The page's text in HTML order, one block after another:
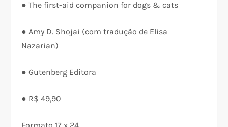
● The first-aid companion for dogs & cats
● Amy D. Shojai (com tradução de Elisa
Nazarian)
● Gutenberg Editora
● R$ 49,90